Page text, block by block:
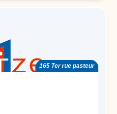
165 Ter rue pasteur